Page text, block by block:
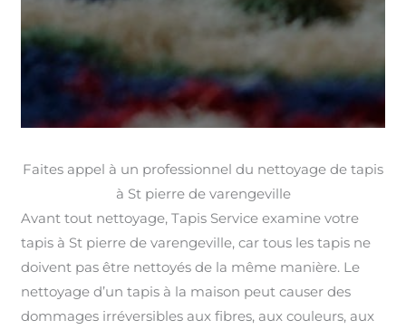
Faites appel à un professionnel du nettoyage de tapis
à St pierre de varengeville
Avant tout nettoyage, Tapis Service examine votre
tapis à St pierre de varengeville, car tous les tapis ne
doivent pas être nettoyés de la même manière. Le
nettoyage d’un tapis à la maison peut causer des
dommages irréversibles aux fibres, aux couleurs, aux